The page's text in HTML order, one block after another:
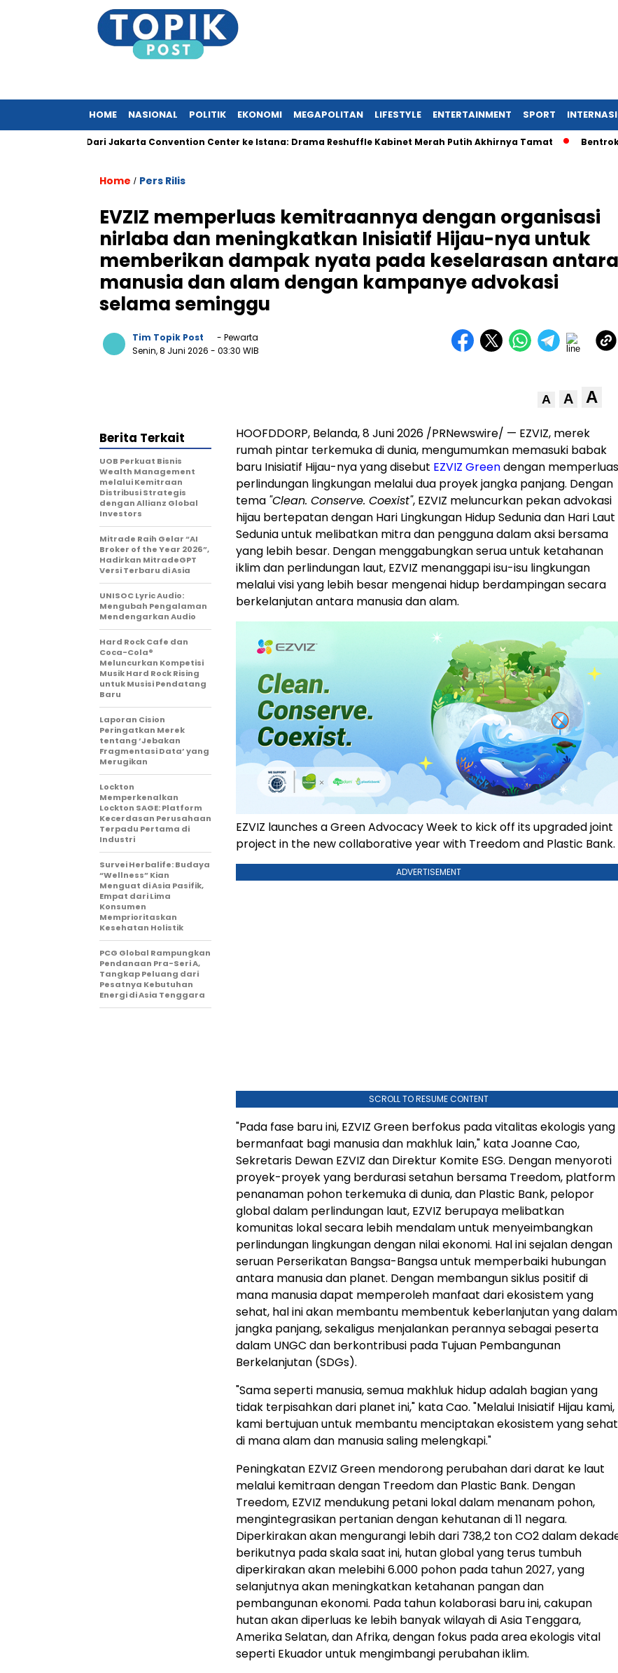
HOME NASIONAL POLITIK EKONOMI MEGAPOLITAN LIFESTYLE ENTERTAINMENT SPORT
Dari Jakarta Convention Center ke Istana: Drama Reshuffle Kabinet Merah Putih Akhirnya Tamat Bentrok Massa
Home / Pers Rilis
EVZIZ memperluas kemitraannya dengan organisasi
nirlaba dan meningkatkan Inisiatif Hijau-nya untuk
memberikan dampak nyata pada keselarasan antara
manusia dan alam dengan kampanye advokasi
selama seminggu
Tim Topik Post
- Pewarta
Senin, 8 Juni 2026 - 03:30 WIB
A A A
HOOFDDORP, Belanda, 8 Juni 2026 /PRNewswire/ — EZVIZ, merek
rumah pintar terkemuka di dunia, mengumumkan memasuki babak
baru Inisiatif Hijau-nya yang disebut EZVIZ Greendengan memperluas
perlindungan lingkungan melalui dua proyek jangka panjang. Dengan
tema "Clean. Conserve. Coexist", EZVIZ meluncurkan pekan advokasi
hijau bertepatan dengan Hari Lingkungan Hidup Sedunia dan Hari Laut
Sedunia untuk melibatkan mitra dan pengguna dalam aksi bersama
yang lebih besar. Dengan menggabungkan serua untuk ketahanan
iklim dan perlindungan laut, EZVIZ menanggapi isu-isu lingkungan
melalui visi yang lebih besar mengenai hidup berdampingan secara
berkelanjutan antara manusia dan alam.
EZVIZ launches a Green Advocacy Week to kick off its upgraded joint
project in the new collaborative year with Treedom and Plastic Bank.
ADVERTISEMENT
SCROLL TO RESUME CONTENT
"Pada fase baru ini, EZVIZ Green berfokus pada vitalitas ekologis yang
bermanfaat bagi manusia dan makhluk lain," kata Joanne Cao,
Sekretaris Dewan EZVIZ dan Direktur Komite ESG. Dengan menyoroti
proyek-proyek yang berdurasi setahun bersama Treedom, platform
penanaman pohon terkemuka di dunia, dan Plastic Bank, pelopor
global dalam perlindungan laut, EZVIZ berupaya melibatkan
komunitas lokal secara lebih mendalam untuk menyeimbangkan
perlindungan lingkungan dengan nilai ekonomi. Hal ini sejalan dengan
seruan Perserikatan Bangsa-Bangsa untuk memperbaiki hubungan
antara manusia dan planet. Dengan membangun siklus positif di
mana manusia dapat memperoleh manfaat dari ekosistem yang
sehat, hal ini akan membantu membentuk keberlanjutan yang dalam
jangka panjang, sekaligus menjalankan perannya sebagai peserta
dalam UNGC dan berkontribusi pada Tujuan Pembangunan
Berkelanjutan (SDGs).
"Sama seperti manusia, semua makhluk hidup adalah bagian yang
tidak terpisahkan dari planet ini," kata Cao. "Melalui Inisiatif Hijau kami,
kami bertujuan untuk membantu menciptakan ekosistem yang sehat
di mana alam dan manusia saling melengkapi."
Peningkatan EZVIZ Green mendorong perubahan dari darat ke laut
melalui kemitraan dengan Treedom dan Plastic Bank. Dengan
Treedom, EZVIZ mendukung petani lokal dalam menanam pohon,
mengintegrasikan pertanian dengan kehutanan di 11 negara.
Diperkirakan akan mengurangi lebih dari 738,2 ton CO2dalam
berikutnya pada skala saat ini, hutan global yang terus tumbuh
diperkirakan akan melebihi 6.000 pohon pada tahun 2027, yang
selanjutnya akan meningkatkan ketahanan pangan dan
pembangunan ekonomi. Pada tahun kolaborasi baru ini, cakupan
hutan akan diperluas ke lebih banyak wilayah di Asia Tenggara,
Amerika Selatan, dan Afrika, dengan fokus pada area ekologis vital
seperti Ekuador untuk mengimbangi perubahan iklim.
Berita Terkait
UOB Perkuat Bisnis
Wealth Management
melalui Kemitraan
Distribusi Strategis
dengan Allianz Global
Investors
Mitrade Raih Gelar “AI
Broker of the Year 2026”,
Hadirkan MitradeGPT
Versi Terbaru di Asia
UNISOC Lyric Audio:
Mengubah Pengalaman
Mendengarkan Audio
Hard Rock Cafe dan
Coca-Cola®
Meluncurkan Kompetisi
Musik Hard Rock Rising
untuk Musisi Pendatang
Baru
Laporan Cision
Peringatkan Merek
tentang ‘Jebakan
Fragmentasi Data’ yang
Merugikan
Lockton
Memperkenalkan
Lockton SAGE: Platform
Kecerdasan Perusahaan
Terpadu Pertama di
Industri
Survei Herbalife: Budaya
“Wellness” Kian
Menguat di Asia Pasifik,
Empat dari Lima
Konsumen
Memprioritaskan
Kesehatan Holistik
PCG Global Rampungkan
Pendanaan Pra-Seri A,
Tangkap Peluang dari
Pesatnya Kebutuhan
Energi di Asia Tenggara